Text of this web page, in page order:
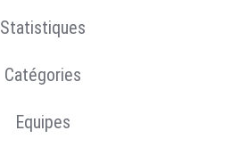
Statistiques
Catégories
Equipes